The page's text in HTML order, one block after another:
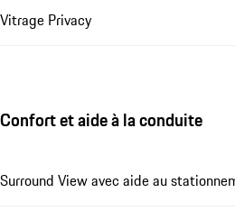
Vitrage Privacy
Confort et aide à la conduite
Surround View avec aide au